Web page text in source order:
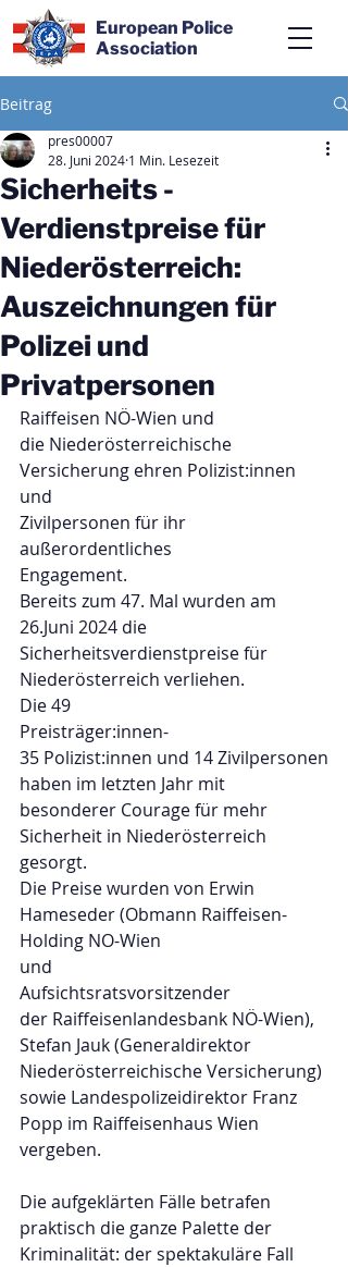
European Police
Association
Beitrag
Sicherheits -
Verdienstpreise für
Niederösterreich:
Auszeichnungen für
Polizei und
Privatpersonen
pres00007
28. Juni 2024 1 Min. Lesezeit
Raiffeisen NÖ-Wien und
die Niederösterreichische
Versicherung ehren Polizist:innen
und
Zivilpersonen für ihr
außerordentliches
Engagement.
Bereits zum 47. Mal wurden am
26.Juni 2024 die
Sicherheitsverdienstpreise für
Niederösterreich verliehen.
Die 49
Preisträger:innen-
35 Polizist:innen und 14 Zivilpersonen
haben im letzten Jahr mit
besonderer Courage für mehr
Sicherheit in Niederösterreich
gesorgt.
Die Preise wurden von Erwin
Hameseder (Obmann Raiffeisen-
Holding NO-Wien
und
Aufsichtsratsvorsitzender
der Raiffeisenlandesbank NÖ-Wien),
Stefan Jauk (Generaldirektor
Niederösterreichische Versicherung)
sowie Landespolizeidirektor Franz
Popp im Raiffeisenhaus Wien
vergeben.
Die aufgeklärten Fälle betrafen
praktisch die ganze Palette der
Kriminalität: der spektakuläre Fall